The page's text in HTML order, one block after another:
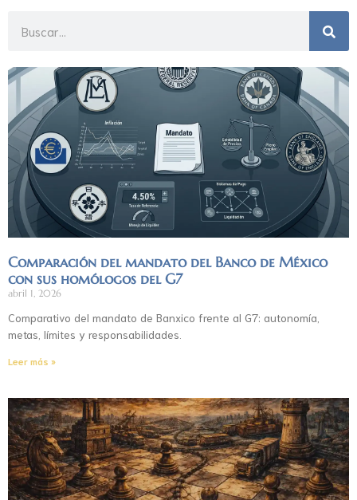
Comparación del mandato del Banco de México
con sus homólogos del G7
abril 1, 2026
Comparativo del mandato de Banxico frente al G7: autonomía,
metas, límites y responsabilidades.
Leer más »